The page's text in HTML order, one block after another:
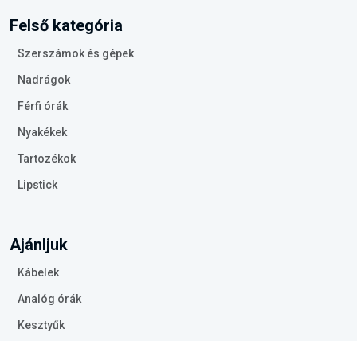
Felső kategória
Szerszámok és gépek
Nadrágok
Férfi órák
Nyakékek
Tartozékok
Lipstick
Ajánljuk
Kábelek
Analóg órák
Kesztyűk